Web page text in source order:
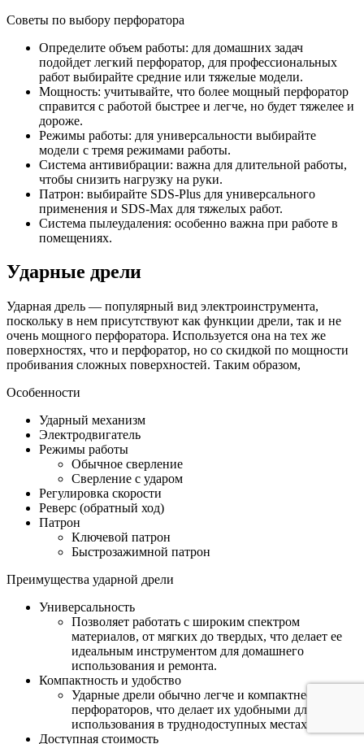
Советы по выбору перфоратора
Определите объем работы: для домашних задач
подойдет легкий перфоратор, для профессиональных
работ выбирайте средние или тяжелые модели.
Мощность: учитывайте, что более мощный перфоратор
справится с работой быстрее и легче, но будет тяжелее и
дороже.
Режимы работы: для универсальности выбирайте
модели с тремя режимами работы.
Система антивибрации: важна для длительной работы,
чтобы снизить нагрузку на руки.
Патрон: выбирайте SDS-Plus для универсального
применения и SDS-Max для тяжелых работ.
Система пылеудаления: особенно важна при работе в
помещениях.
Ударные дрели
Ударная дрель — популярный вид электроинструмента,
поскольку в нем присутствуют как функции дрели, так и не
очень мощного перфоратора. Используется она на тех же
поверхностях, что и перфоратор, но со скидкой по мощности
пробивания сложных поверхностей. Таким образом,
Особенности
Ударный механизм
Электродвигатель
Режимы работы
Обычное сверление
Сверление с ударом
Регулировка скорости
Реверс (обратный ход)
Патрон
Ключевой патрон
Быстрозажимной патрон
Преимущества ударной дрели
Универсальность
Позволяет работать с широким спектром
материалов, от мягких до твердых, что делает ее
идеальным инструментом для домашнего
использования и ремонта.
Компактность и удобство
Ударные дрели обычно легче и компактнее
перфораторов, что делает их удобными для
использования в труднодоступных местах.
Доступная стоимость